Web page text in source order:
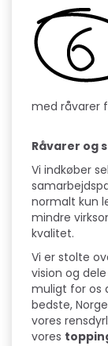
med råvarer
Råvarer og
Vi indkøber
normalt kun
mindre
kvalitet.
Vi er stolte
vision og
muligt for os
bedste,
vores
vores